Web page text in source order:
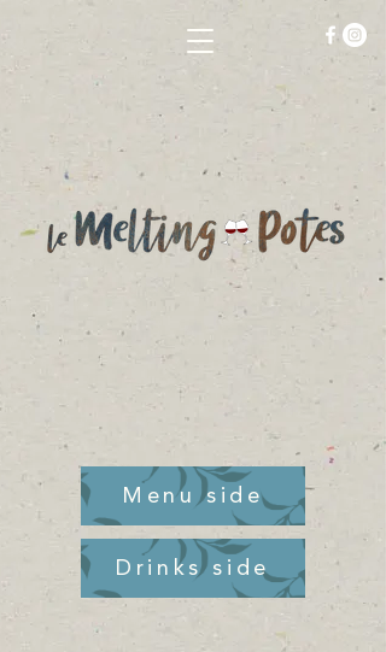
Menu side
Drinks side